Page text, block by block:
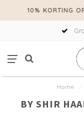
10% KORTING
Home /
BY SHIR